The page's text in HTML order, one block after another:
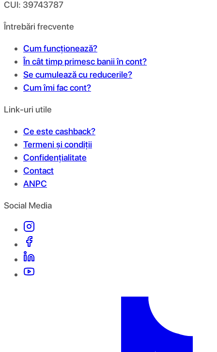
CUI: 39743787
Întrebări frecvente
Cum funcționează?
În cât timp primesc banii în cont?
Se cumulează cu reducerile?
Cum îmi fac cont?
Link-uri utile
Ce este cashback?
Termeni și condiții
Confidențialitate
Contact
ANPC
Social Media